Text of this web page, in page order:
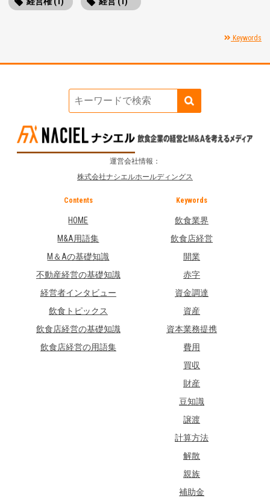
Keywords
運営会社情報：
株式会社ナシエルホールディングス
Contents
HOME
M&A用語集
M＆Aの基礎知識
不動産経営の基礎知識
経営者インタビュー
飲食トピックス
飲食店経営の基礎知識
飲食店経営の用語集
Keywords
飲食業界
飲食店経営
開業
赤字
資金調達
資産
資本業務提携
費用
買収
財産
豆知識
譲渡
計算方法
解散
親族
補助金